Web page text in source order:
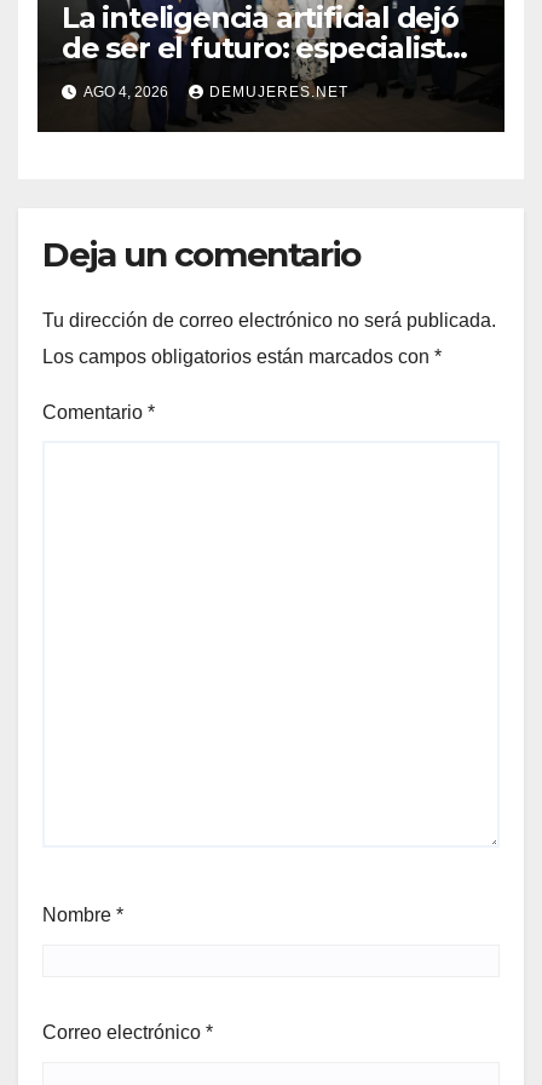
La inteligencia artificial dejó
de ser el futuro: especialistas
mostraron su impacto en la
práctica médica y la atención
del cáncer
AGO 4, 2026 DEMUJERES.NET
Deja un comentario
Tu dirección de correo electrónico no será publicada.
Los campos obligatorios están marcados con *
Comentario *
Nombre *
Correo electrónico *